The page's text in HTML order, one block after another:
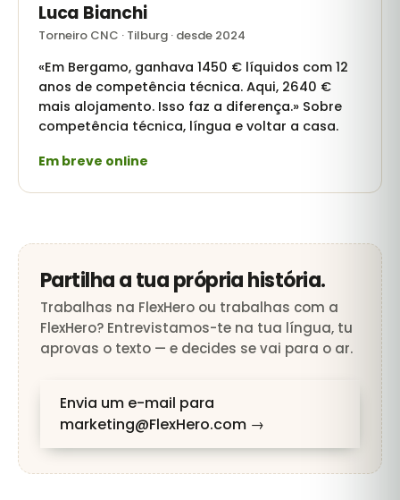
Luca Bianchi
Torneiro CNC · Tilburg · desde 2024
«Em Bergamo, ganhava 1450 € líquidos com 12
anos de competência técnica. Aqui, 2640 €
mais alojamento. Isso faz a diferença.» Sobre
competência técnica, língua e voltar a casa.
Em breve online
Partilha a tua própria história.
Trabalhas na FlexHero ou trabalhas com a
FlexHero? Entrevistamos-te na tua língua, tu
aprovas o texto — e decides se vai para o ar.
Envia um e-mail para
marketing@FlexHero.com →